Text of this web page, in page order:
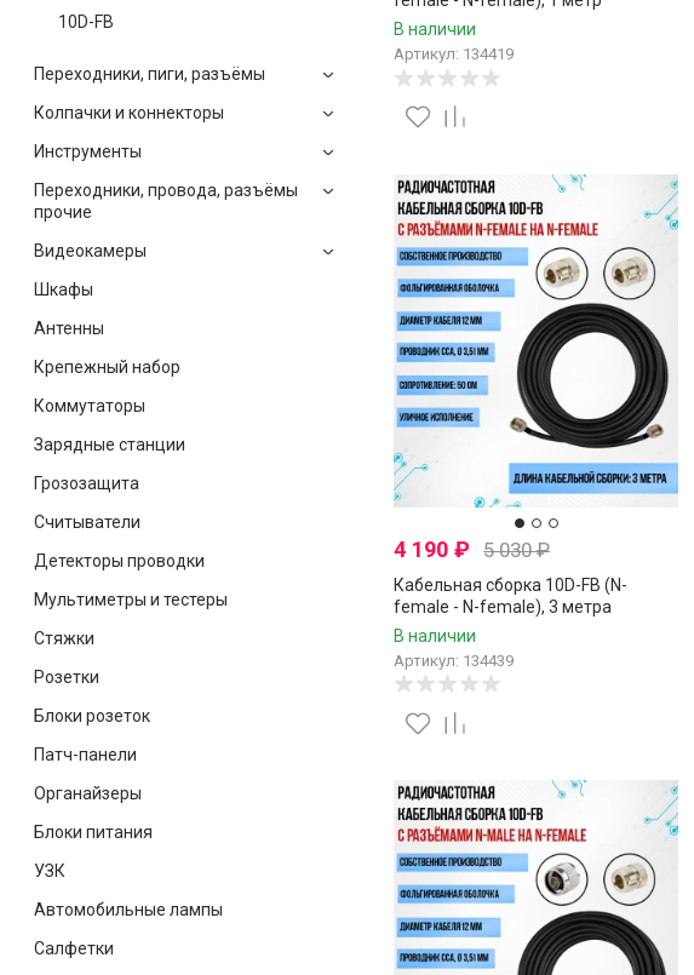
10D-FB
Переходники, пиги, разъёмы
Колпачки и коннекторы
Инструменты
Переходники, провода, разъёмы
прочие
Видеокамеры
Шкафы
Антенны
Крепежный набор
Коммутаторы
Зарядные станции
Грозозащита
Считыватели
Детекторы проводки
Мультиметры и тестеры
Стяжки
Розетки
Блоки розеток
Патч-панели
Органайзеры
Блоки питания
УЗК
Автомобильные лампы
Салфетки
В наличии
Артикул: 134419
4 190 ₽ 5 030₽
Кабельная сборка 10D-FB (N-
female - N-female), 3 метра
В наличии
Артикул: 134439